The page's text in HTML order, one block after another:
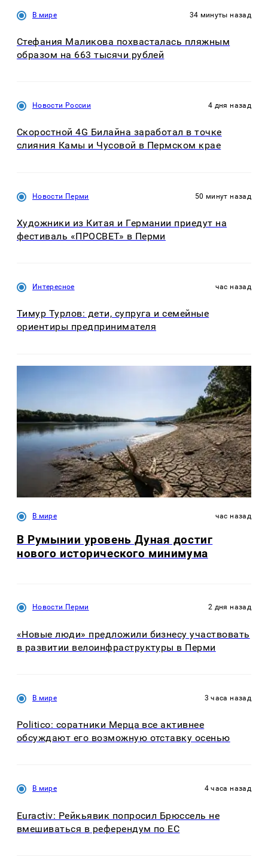
В мире 34 минуты назад
Стефания Маликова похвасталась пляжным
образом на 663 тысячи рублей
Новости России 4 дня назад
Скоростной 4G Билайна заработал в точке
слияния Камы и Чусовой в Пермском крае
Новости Перми 50 минут назад
Художники из Китая и Германии приедут на
фестиваль «ПРОСВЕТ» в Перми
Интересное час назад
Тимур Турлов: дети, супруга и семейные
ориентиры предпринимателя
В мире час назад
В Румынии уровень Дуная достиг
нового исторического минимума
Новости Перми 2 дня назад
«Новые люди» предложили бизнесу участвовать
в развитии велоинфраструктуры в Перми
В мире 3 часа назад
Politico: соратники Мерца все активнее
обсуждают его возможную отставку осенью
В мире 4 часа назад
Euractiv: Рейкьявик попросил Брюссель не
вмешиваться в референдум по ЕС